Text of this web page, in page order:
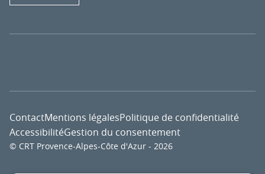
© CRT Provence-Alpes-Côte d'Azur - 2026
ContactMentions légalesPolitique de confidentialité
AccessibilitéGestion du consentement